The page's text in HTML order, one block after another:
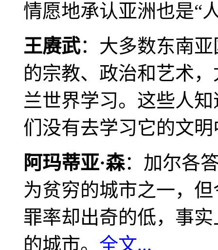
情愿地承认亚洲也是“
王赓武：大多数东南
的宗教、政治和艺术
兰世界学习。这些人
们没有去学习它的文
阿玛蒂亚·森：加尔各
为贫穷的城市之一，
罪率却出奇的低，事
的城市。 全文...